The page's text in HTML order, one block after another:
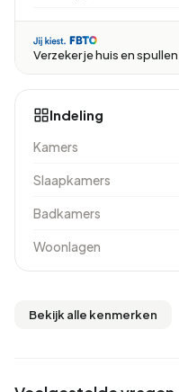
Verzeker je huis en spullen
Indeling
Kamers
Slaapkamers
Badkamers
Woonlagen
Bekijk alle kenmerken